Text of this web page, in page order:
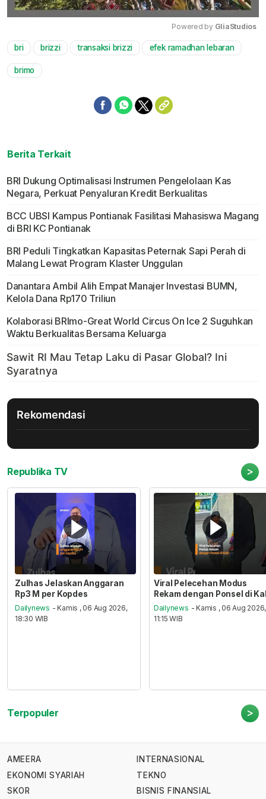
Mute
Powered by GliaStudios
bri brizzi transaksi brizzi efek ramadhan lebaran
brimo
Berita Terkait
BRI Dukung Optimalisasi Instrumen Pengelolaan Kas
Negara, Perkuat Penyaluran Kredit Berkualitas
BCC UBSI Kampus Pontianak Fasilitasi Mahasiswa Magang
di BRI KC Pontianak
BRI Peduli Tingkatkan Kapasitas Peternak Sapi Perah di
Malang Lewat Program Klaster Unggulan
Danantara Ambil Alih Empat Manajer Investasi BUMN,
Kelola Dana Rp170 Triliun
Kolaborasi BRImo-Great World Circus On Ice 2 Suguhkan
Waktu Berkualitas Bersama Keluarga
Rekomendasi
Republika TV >
Zulhas Jelaskan Anggaran
Rp3 M per Kopdes
Dailynews - Kamis , 06 Aug 2026,
18:30 WIB
Viral Pelecehan Modus
Rekam dengan Ponsel di
Dailynews - Kamis , 06 Aug 2026,
11:15 WIB
Terpopuler >
AMEERA
EKONOMI SYARIAH
SKOR
INTERNASIONAL
TEKNO
BISNIS FINANSIAL